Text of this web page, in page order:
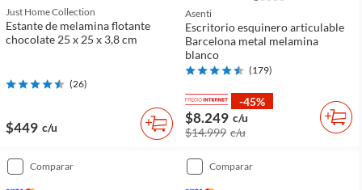
Just Home Collection
Estante de melamina flotante
chocolate 25 x 25 x 3,8 cm
(26)
$449 c/u
Asenti
Escritorio esquinero articulable
Barcelona metal melamina
blanco
(179)
-45%
$8.249 c/u
$14.999 c/u
comparar comparar